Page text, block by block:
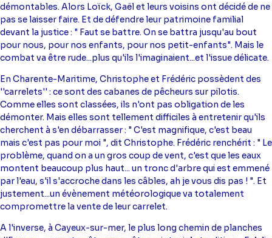
démontables. Alors Loïck, Gaël et leurs voisins ont décidé de ne
pas se laisser faire. Et de défendre leur patrimoine familial
devant la justice : " Faut se battre. On se battra jusqu'au bout
pour nous, pour nos enfants, pour nos petit-enfants". Mais le
combat va être rude...plus qu'ils l'imaginaient...et l'issue délicate.
En Charente-Maritime, Christophe et Frédéric possèdent des
''carrelets'' : ce sont des cabanes de pêcheurs sur pilotis.
Comme elles sont classées, ils n'ont pas obligation de les
démonter. Mais elles sont tellement difficiles à entretenir qu'ils
cherchent à s'en débarrasser : " C'est magnifique, c'est beau
mais c'est pas pour moi ", dit Christophe. Frédéric renchérit : " Le
problème, quand on a un gros coup de vent, c'est que les eaux
montent beaucoup plus haut... un tronc d'arbre qui est emmené
par l'eau, s'il s'accroche dans les câbles, ah je vous dis pas ! ". Et
justement...un évènement météorologique va totalement
compromettre la vente de leur carrelet.
A l'inverse, à Cayeux-sur-mer, le plus long chemin de planches